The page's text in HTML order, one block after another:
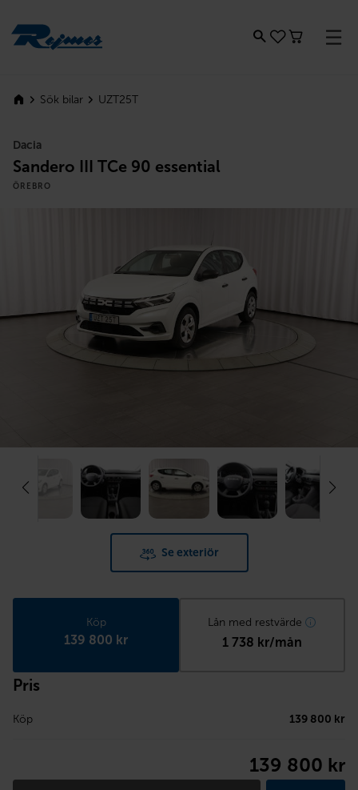
Sök bilar UZT25T
Dacia
Sandero III TCe 90 essential
ÖREBRO
Se exteriör
Köp
139 800 kr
Lån med restvärde
1 738 kr/mån
Pris
Köp 139 800 kr
139 800 kr